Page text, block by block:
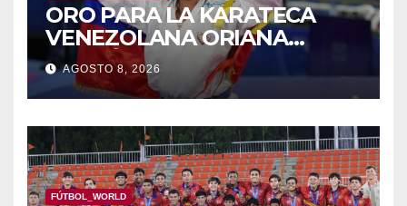
ORO PARA LA KARATECA
VENEZOLANA ORIANA
RODRÍGUEZ
AGOSTO 8, 2026
FÚTBOL_WORLD